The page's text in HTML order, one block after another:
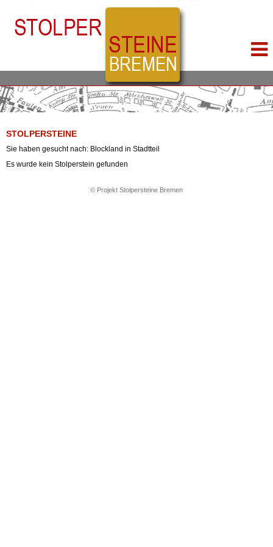
STOLPERSTEINE
Sie haben gesucht nach: Blockland in Stadtteil
Es wurde kein Stolperstein gefunden
© Projekt Stolpersteine Bremen